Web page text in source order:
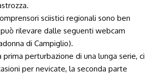
sciistici regionali sono ben
rilevare dalle seguenti webcam
di Campiglio).
perturbazione di una lunga serie, ci
per nevicate, la seconda parte